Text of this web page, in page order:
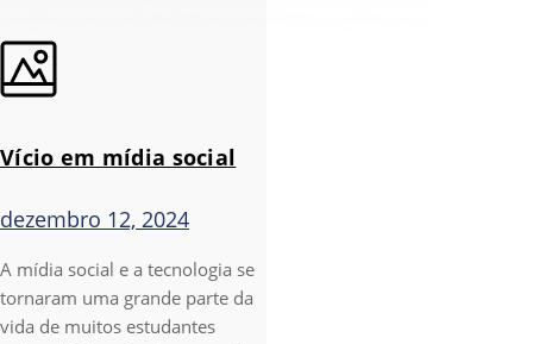
Vício em mídia social
dezembro 12, 2024
A mídia social e a tecnologia se
tornaram uma grande parte da
vida de muitos estudantes